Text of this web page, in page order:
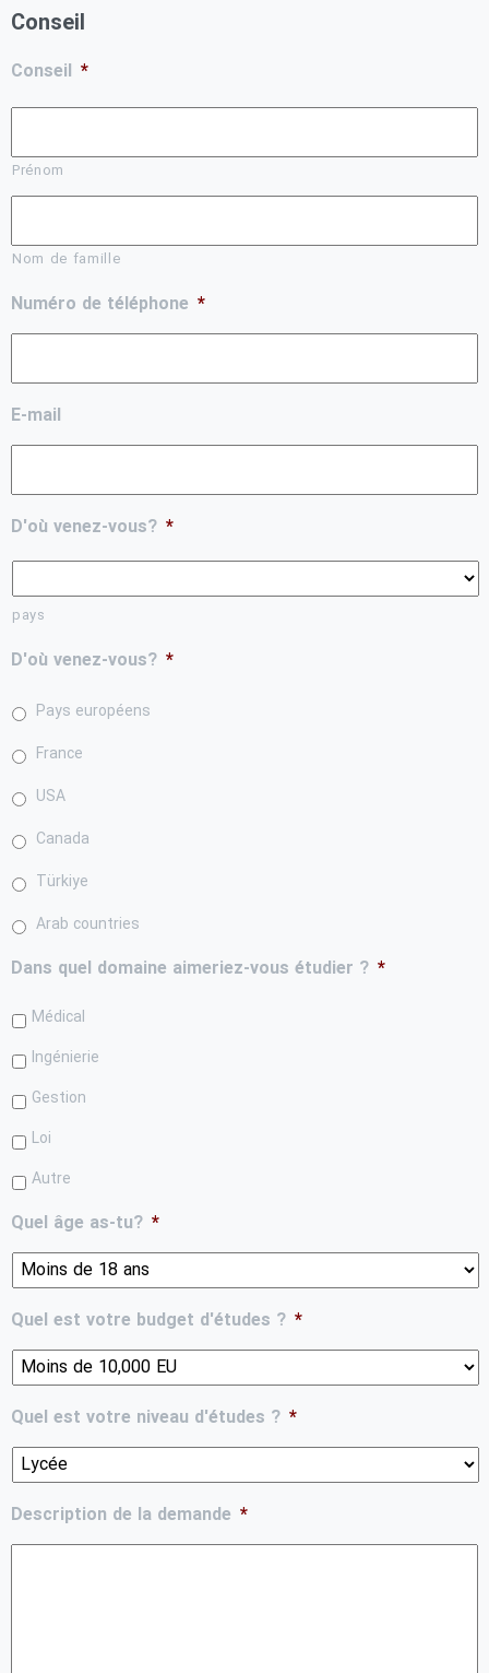
Conseil
Conseil *
Prénom
Nom de famille
Numéro de téléphone *
E-mail
D'où venez-vous? *
pays
D'où venez-vous? *
Pays européens
France
USA
Canada
Türkiye
Arab countries
Dans quel domaine aimeriez-vous étudier ? *
Médical
Ingénierie
Gestion
Loi
Autre
Quel âge as-tu? *
Quel est votre budget d'études ? *
Quel est votre niveau d'études ? *
Description de la demande *